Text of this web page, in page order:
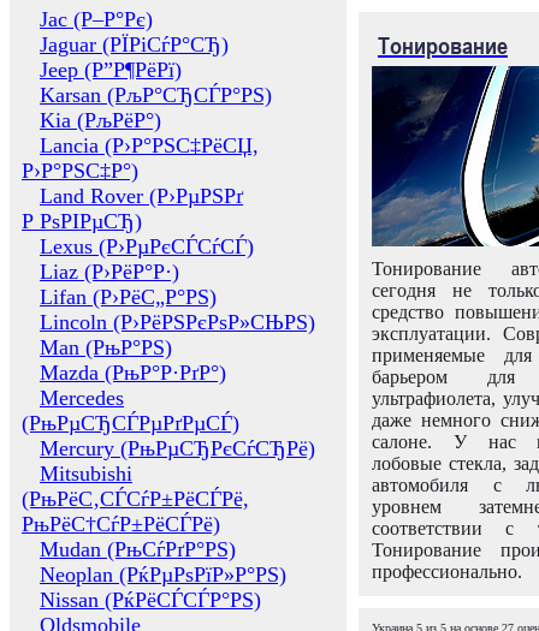
Jac (Р–Р°Рє)
Jaguar (РЇРіСѓР°СЂ)
Jeep (Р”Р¶РёРї)
Karsan (РљР°СЂСЃР°РЅ)
Kia (РљРёР°)
Lancia (Р›Р°РЅС‡РёСЏ,
Р›Р°РЅС‡Р°)
Land Rover (Р›РµРЅРґ
Р РѕРІРµСЂ)
Lexus (Р›РµРєСЃСѓСЃ)
Liaz (Р›РёР°Р·)
Lifan (Р›РёС„Р°РЅ)
Lincoln (Р›РёРЅРєРѕР»СЊРЅ)
Man (РњР°РЅ)
Mazda (РњР°Р·РґР°)
Mercedes
(РњРµСЂСЃРµРґРµСЃ)
Mercury (РњРµСЂРєСѓСЂРё)
Mitsubishi
(РњРёС‚СЃСѓР±РёСЃРё,
РњРёС†СѓР±РёСЃРё)
Mudan (РњСѓРґР°РЅ)
Neoplan (РќРµРѕРїР»Р°РЅ)
Nissan (РќРёСЃСЃР°РЅ)
Oldsmobile
Тонирование
Тонирование
сегодня не
средство
эксплуатации.
применяемые
барьером для
ультрафиолета,
даже немного
салоне. У нас
лобовые стекла,
автомобиля с
уровнем
соответствии с
Тонирование
профессионально.
Украина 5 из 5 на основе 27